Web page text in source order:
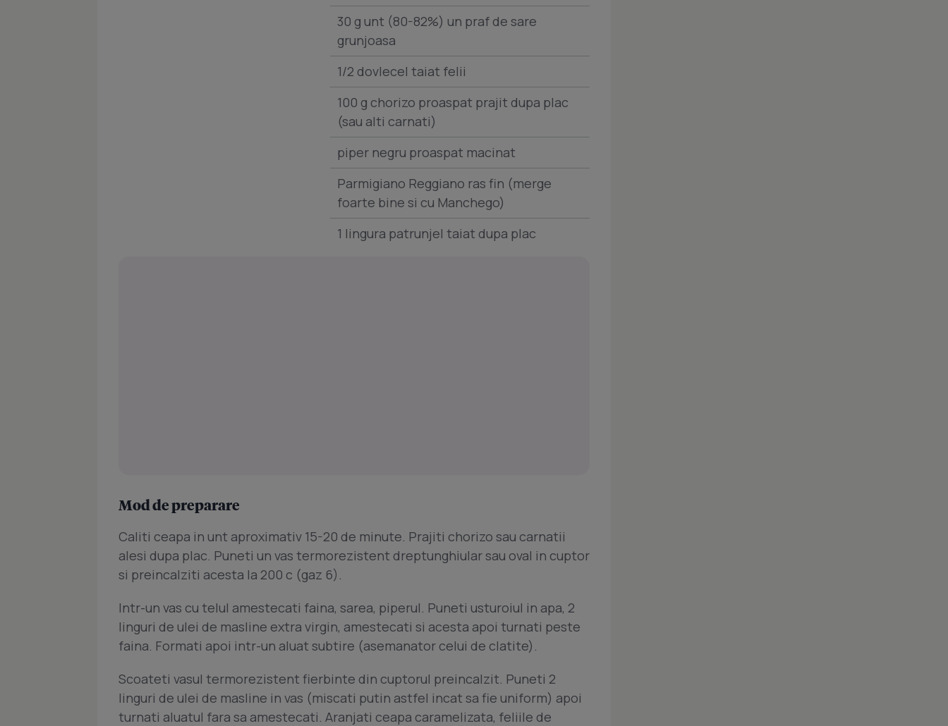
30 g unt (80-82%) un praf de sare
grunjoasa
1/2 dovlecel taiat felii
100 g chorizo proaspat prajit dupa plac
(sau alti carnati)
piper negru proaspat macinat
Parmigiano Reggiano ras fin (merge
foarte bine si cu Manchego)
1 lingura patrunjel taiat dupa plac
Mod de preparare
Caliti ceapa in unt aproximativ 15-20 de minute. Prajiti chorizo sau carnatii
alesi dupa plac. Puneti un vas termorezistent dreptunghiular sau oval in cuptor
si preincalziti acesta la 200 c (gaz 6).
Intr-un vas cu telul amestecati faina, sarea, piperul. Puneti usturoiul in apa, 2
linguri de ulei de masline extra virgin, amestecati si acesta apoi turnati peste
faina. Formati apoi intr-un aluat subtire (asemanator celui de clatite).
Scoateti vasul termorezistent fierbinte din cuptorul preincalzit. Puneti 2
linguri de ulei de masline in vas (miscati putin astfel incat sa fie uniform) apoi
turnati aluatul fara sa amestecati. Aranjati ceapa caramelizata, feliile de